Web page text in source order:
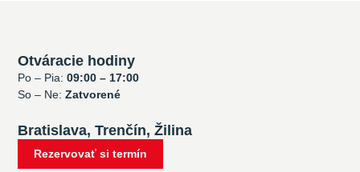
Otváracie hodiny
Po – Pia:09:00 – 17:00
So – Ne:Zatvorené
Bratislava, Trenčín, Žilina
Rezervovať si termín